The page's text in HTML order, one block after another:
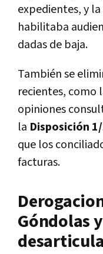
expedientes, y
habilitaba
dadas de baja.
También se
recientes, como
opiniones
la Disposición
que los
facturas.
Góndolas